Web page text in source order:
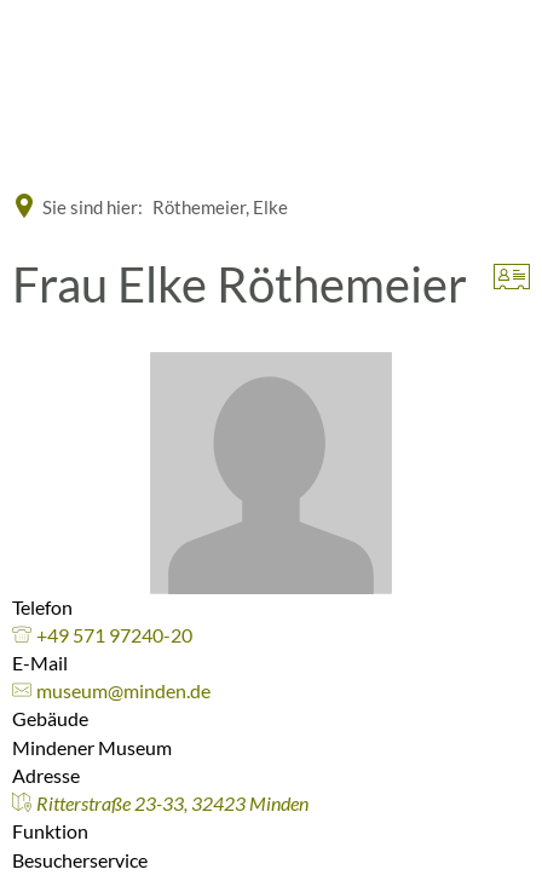
Sie sind hier: Röthemeier, Elke
Frau Elke Röthemeier
Telefon
+49 571 97240-20
E-Mail
museum@minden.de
Gebäude
Mindener Museum
Adresse
Ritterstraße 23-33, 32423 Minden
Funktion
Besucherservice